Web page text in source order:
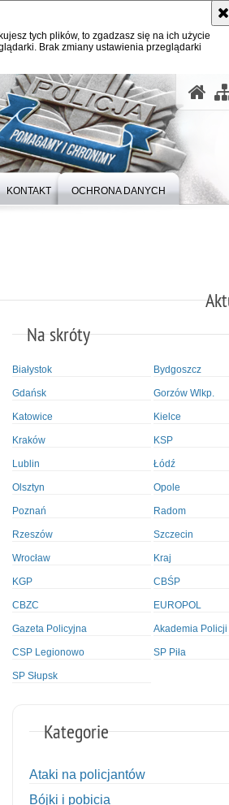
tych plików, to zgadzasz się na ich użycie
Brak zmiany ustawienia przeglądarki
KONTAKT OCHRONA DANYCH
Na skróty
Białystok Bydgoszcz
Gdańsk Gorzów Wlkp.
Katowice Kielce
Kraków KSP
Lublin Łódź
Olsztyn Opole
Poznań Radom
Rzeszów Szczecin
Wrocław Kraj
KGP CBŚP
CBZC EUROPOL
Gazeta Policyjna Akademia Policji
CSP Legionowo SP Piła
SP Słupsk
Kategorie
Ataki na policjantów
Bójki i pobicia